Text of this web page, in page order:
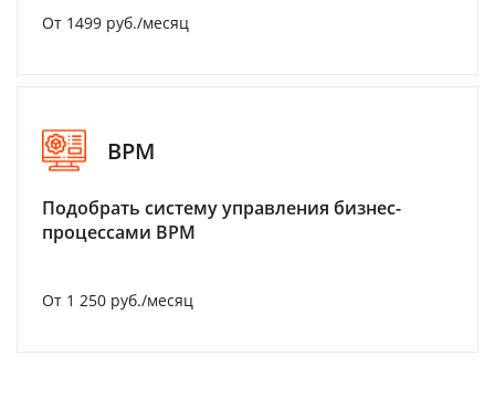
От 1499 руб./месяц
BPM
Подобрать систему управления бизнес-
процессами BPM
От 1 250 руб./месяц